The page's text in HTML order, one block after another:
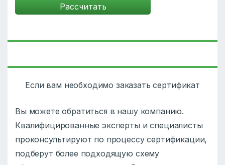
Если вам необходимо заказать сертификат
Вы можете обратиться в нашу компанию.
Квалифицированные эксперты и специалисты
проконсультируют по процессу сертификации,
подберут более подходящую схему